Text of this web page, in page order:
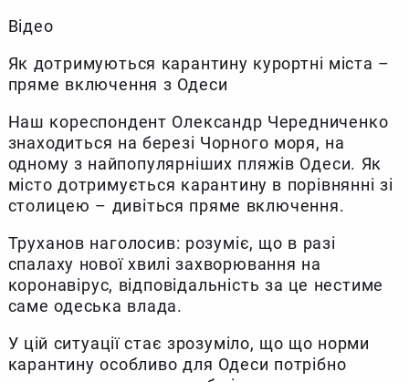
Відео
Як дотримуються карантину курортні міста –
пряме включення з Одеси
Наш кореспондент Олександр Чередниченко
знаходиться на березі Чорного моря, на
одному з найпопулярніших пляжів Одеси. Як
місто дотримується карантину в порівнянні зі
столицею – дивіться пряме включення.
Труханов наголосив: розуміє, що в разі
спалаху нової хвилі захворювання на
коронавірус, відповідальність за це нестиме
саме одеська влада.
У цій ситуації стає зрозуміло, що що норми
карантину особливо для Одеси потрібно